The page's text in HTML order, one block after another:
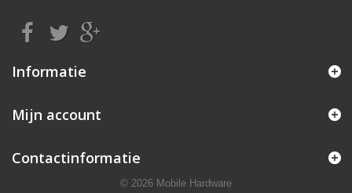
Informatie
Mijn account
Contactinformatie
© 2026 Mobile Hardware